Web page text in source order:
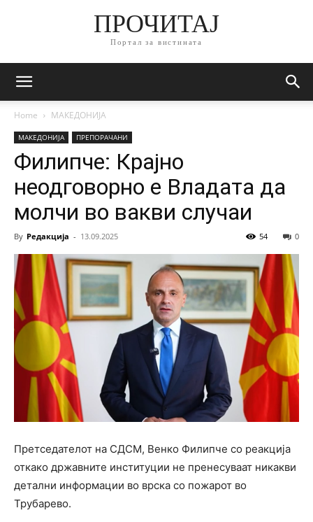
ПРОЧИТАЈ
Портал за вистината
Home МАКЕДОНИЈА
МАКЕДОНИЈА ПРЕПОРАЧАНИ
Филипче: Крајно
неодговорно е Владата да
молчи во вакви случаи
By Редакција - 13.09.2025 0
54
Претседателот на СДСМ, Венко Филипче со реакција
откако државните институции не пренесуваат никакви
детални информации во врска со пожарот во
Трубарево.